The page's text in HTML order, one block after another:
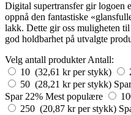
Digital supertransfer gir logoen
oppnå den fantastiske
lakk. Dette gir oss muligheten
god holdbarhet på utvalgte
Velg antall produkterAntall:
10 (32,61 kr per stykk)
50 (28,21 kr per stykk)
Spar 22% Mest populære
250 (20,87 kr per stykk)